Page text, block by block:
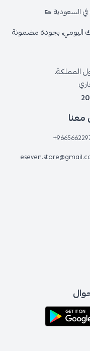
السعودية 👟
اليومي، بجودة مضمونة